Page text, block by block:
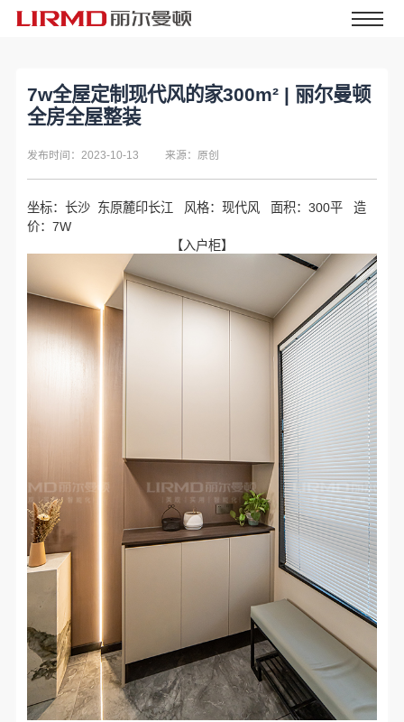
7w全屋定制现代风的家300m² | 丽尔曼顿
全房全屋整装
发布时间：2023-10-13 来源：原创
坐标：长沙 东原麓印长江 风格：现代风 面积：300平 造
价：7W
【入户柜】